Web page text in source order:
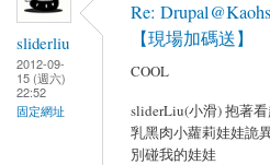
sliderliu
2012-09-
15 (週六)
22:52
固定網址
Re:
【現場加碼送】
COOL
sliderLiu(小滑) 抱著
乳黑肉小蘿莉娃娃詭
別碰我的娃娃